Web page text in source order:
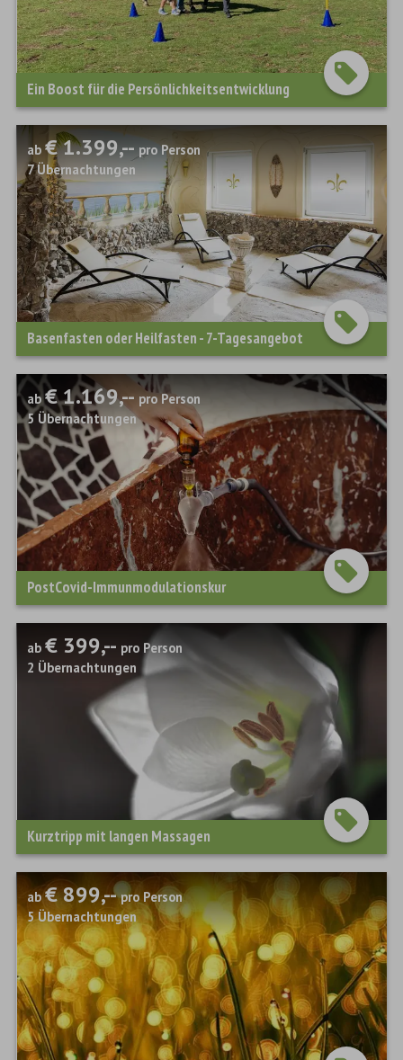
Ein Boost für die Persönlichkeitsentwicklung
Basenfasten oder Heilfasten - 7-Tagesangebot
ab€ 1.399,-- pro Person
7 Übernachtungen
PostCovid-Immunmodulationskur
ab€ 1.169,-- pro Person
5 Übernachtungen
Kurztripp mit langen Massagen
ab€ 399,-- pro Person
2 Übernachtungen
ab€ 899,-- pro Person
5 Übernachtungen